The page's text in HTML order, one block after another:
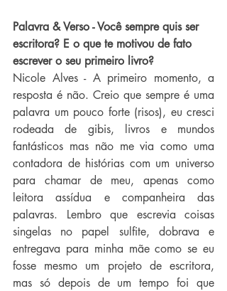
Palavra & Verso - Você sempre quis ser
escritora? E o que te motivou de fato
escrever o seu primeiro livro?
Nicole Alves - A primeiro momento, a
resposta é não. Creio que sempre é uma
palavra um pouco forte (risos), eu cresci
rodeada de gibis, livros e mundos
fantásticos mas não me via como uma
contadora de histórias com um universo
para chamar de meu, apenas como
leitora assídua e companheira das
palavras. Lembro que escrevia coisas
singelas no papel sulfite, dobrava e
entregava para minha mãe como se eu
fosse mesmo um projeto de escritora,
mas só depois de um tempo foi que